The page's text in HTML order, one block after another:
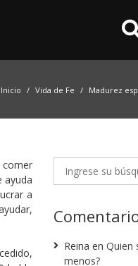
Inicio Vida de Fe Madurez
comer
ayuda
a
Reina en Quien
menos?